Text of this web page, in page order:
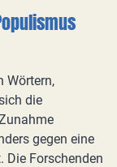
Wörtern,
die
gegen eine
Die Forschenden